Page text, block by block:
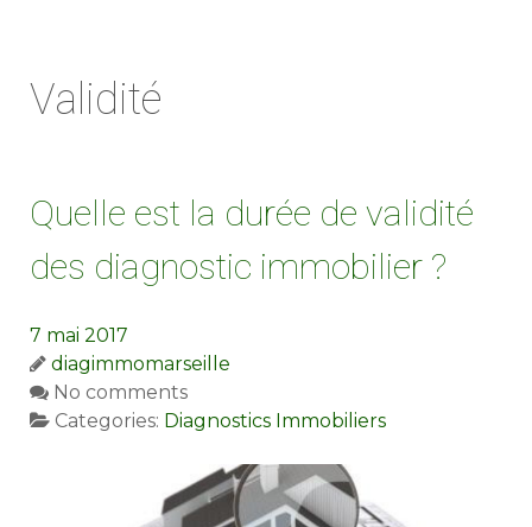
Validité
Quelle est la durée de validité
des diagnostic immobilier ?
7 mai 2017
diagimmomarseille
No comments
Categories: Diagnostics Immobiliers